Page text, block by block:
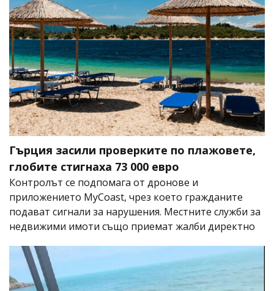
Гърция засили проверките по плажовете,
глобите стигнаха 73 000 евро
Контролът се подпомага от дронове и
приложението MyCoast, чрез което гражданите
подават сигнали за нарушения. Местните служби за
недвижими имоти също приемат жалби директно